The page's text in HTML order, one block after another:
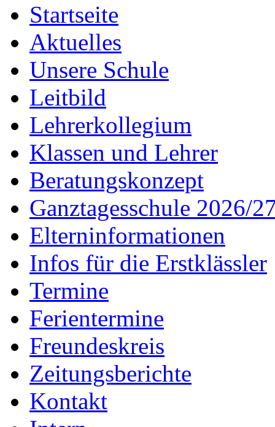
Startseite
Aktuelles
Unsere Schule
Leitbild
Lehrerkollegium
Klassen und Lehrer
Beratungskonzept
Ganztagesschule 2026/
Elterninformationen
Infos für die Erstklässler
Termine
Ferientermine
Freundeskreis
Zeitungsberichte
Kontakt